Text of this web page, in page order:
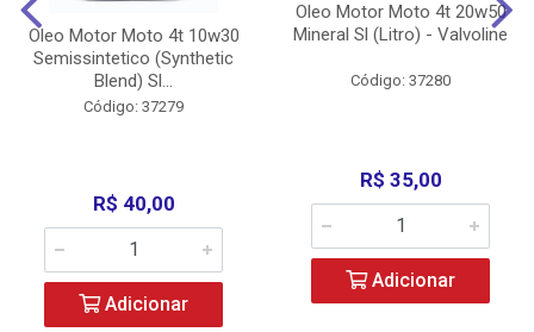
Oleo Motor Moto 4t 10w30
Semissintetico (Synthetic
Blend) Sl...
Código: 37279
R$ 40,00
Adicionar
Oleo Motor Moto 4t 20w50
Mineral Sl (Litro) - Valvoline
Código: 37280
R$ 35,00
Adicionar